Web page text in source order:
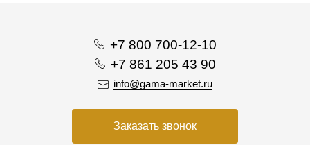
+7 800 700-12-10
+7 861 205 43 90
info@gama-market.ru
Заказать звонок